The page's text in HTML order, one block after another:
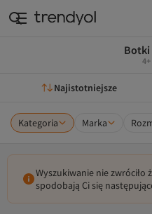
Botki
Najistotniejsze
Kategoria Marka
Wyszukiwanie nie zwróciło
spodobają Ci się